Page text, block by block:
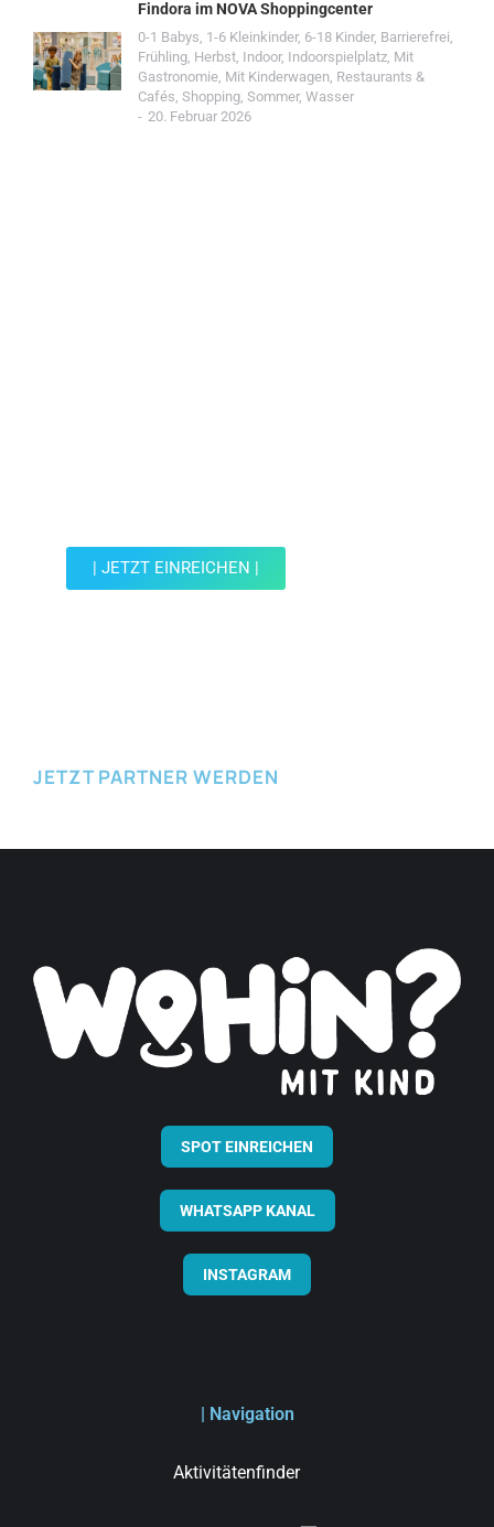
Findora im NOVA Shoppingcenter
0-1 Babys, 1-6 Kleinkinder, 6-18 Kinder, Barrierefrei,
Frühling, Herbst, Indoor, Indoorspielplatz, Mit
Gastronomie, Mit Kinderwagen, Restaurants &
Cafés, Shopping, Sommer, Wasser
20. Februar 2026
| JETZT EINREICHEN |
JETZT PARTNER WERDEN
SPOT EINREICHEN
WHATSAPP KANAL
INSTAGRAM
| Navigation
Aktivitätenfinder